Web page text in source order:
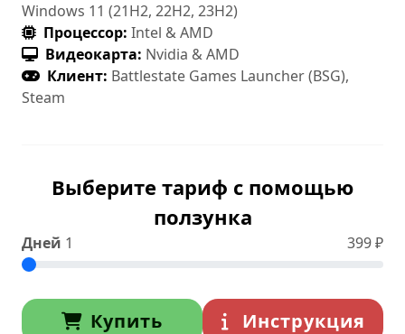
Windows 11 (21H2, 22H2, 23H2)
Процессор: Intel & AMD
Видеокарта: Nvidia & AMD
Клиент: Battlestate Games Launcher (BSG),
Steam
Выберите тариф с помощью
ползунка
Дней 1 399₽
Купить Инструкция